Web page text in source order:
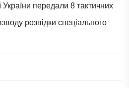
України передали 8 тактичних
розвідки спеціального